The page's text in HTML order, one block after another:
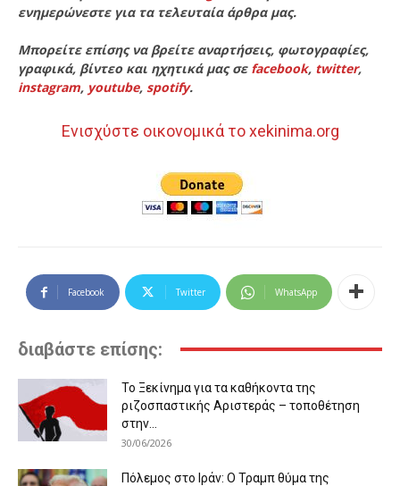
ενημερώνεστε για τα τελευταία άρθρα μας.
Μπορείτε επίσης να βρείτε αναρτήσεις, φωτογραφίες,
γραφικά, βίντεο και ηχητικά μας σε facebook, twitter,
instagram, youtube, spotify.
Ενισχύστε οικονομικά το xekinima.org
Facebook Twitter WhatsApp
διαβάστε επίσης:
Το Ξεκίνημα για τα καθήκοντα της
ριζοσπαστικής Αριστεράς – τοποθέτηση
στην...
30/06/2026
Πόλεμος στο Ιράν: Ο Τραμπ θύμα της